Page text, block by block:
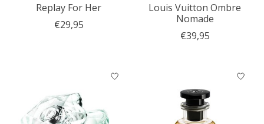
Replay For Her
€29,95
Louis Vuitton Ombre
Nomade
€39,95